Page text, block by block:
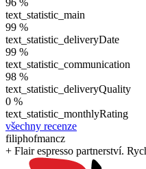
text_statistic_main
99 %
text_statistic_deliveryDate
99 %
text_statistic_communication
98 %
text_statistic_deliveryQuality
0 %
text_statistic_monthlyRating
všechny recenze
filiphofmancz
+ Flair espresso partnerství.